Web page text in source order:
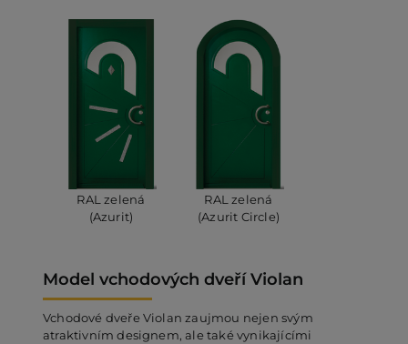
RAL zelená
(Azurit)
RAL zelená
(Azurit Circle)
Model vchodových dveří Violan
Vchodové dveře Violan zaujmou nejen svým
atraktivním designem, ale také vynikajícími